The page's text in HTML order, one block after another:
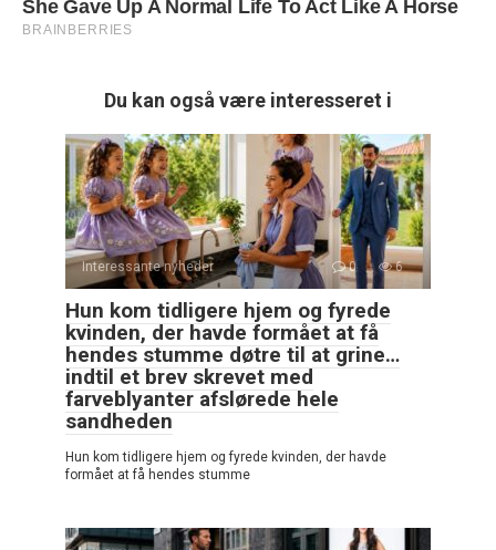
Du kan også være interesseret i
Interessante nyheder 0 6
Hun kom tidligere hjem og fyrede
kvinden, der havde formået at få
hendes stumme døtre til at grine…
indtil et brev skrevet med
farveblyanter afslørede hele
sandheden
Hun kom tidligere hjem og fyrede kvinden, der havde
formået at få hendes stumme